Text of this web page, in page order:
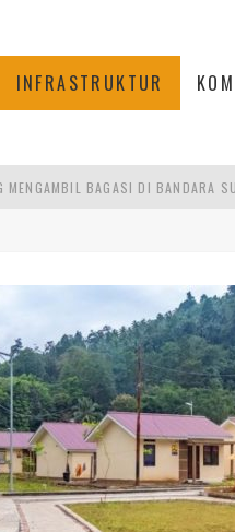
INFRASTRUKTUR
MENGAMBIL BAGASI DI BANDARA
DI KAWASAN MEGAMAS,
KEBUTUHAN DUNIA KERJA,